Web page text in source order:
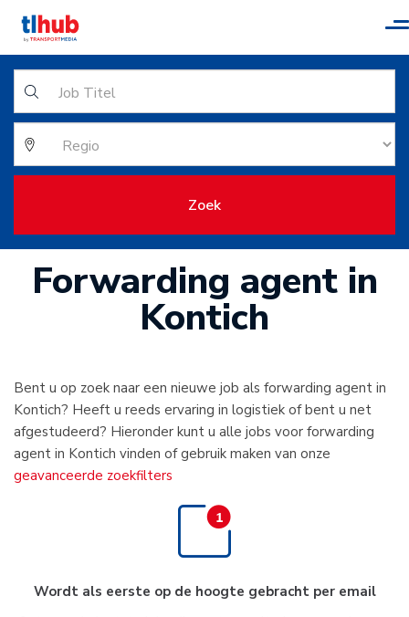
Zoek
Forwarding agent in
Kontich
Bent u op zoek naar een nieuwe job als forwarding agent in
Kontich? Heeft u reeds ervaring in logistiek of bent u net
afgestudeerd? Hieronder kunt u alle jobs voor forwarding
agent in Kontich vinden of gebruik maken van onze
geavanceerde zoekfilters
Wordt als eerste op de hoogte gebracht per email